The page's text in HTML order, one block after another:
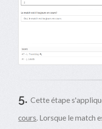
5.Cette étape
cours. Lorsque le match